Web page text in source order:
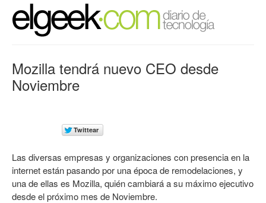
Mozilla tendrá nuevo CEO desde
Noviembre
Las diversas empresas y organizaciones con presencia en la
internet están pasando por una época de remodelaciones, y
una de ellas es Mozilla, quién cambiará a su máximo ejecutivo
desde el próximo mes de Noviembre.